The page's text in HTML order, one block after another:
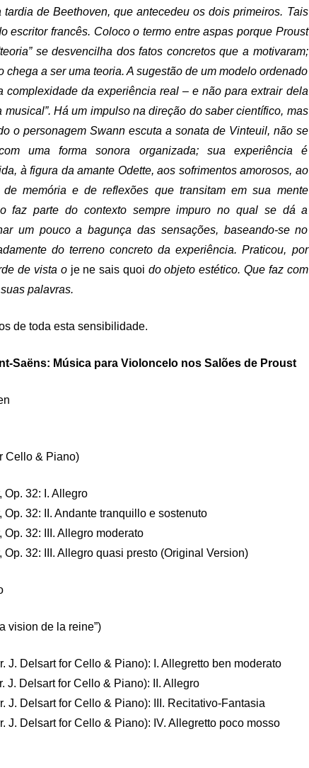
de Beethoven, que antecedeu os dois primeiros. Tais
escritor francês. Coloco o termo entre aspas porque Proust
se desvencilha dos fatos concretos que a motivaram;
a ser uma teoria. A sugestão de um modelo ordenado
da experiência real – e não para extrair dela
Há um impulso na direção do saber científico, mas
o personagem Swann escuta a sonata de Vinteuil, não se
uma forma sonora organizada; sua experiência é
à figura da amante Odette, aos sofrimentos amorosos, ao
memória e de reflexões que transitam em sua mente
faz parte do contexto sempre impuro no qual se dá a
um pouco a bagunça das sensações, baseando-se no
do terreno concreto da experiência. Praticou, por
de vista o je ne sais quoi do objeto estético. Que faz com
palavras.
de toda esta sensibilidade.
Saëns: Música para Violoncelo nos Salões de Proust
Cello & Piano)
32: I. Allegro
32: II. Andante tranquillo e sostenuto
32: III. Allegro moderato
32: III. Allegro quasi presto (Original Version)
vision de la reine”)
J. Delsart for Cello & Piano): I. Allegretto ben moderato
J. Delsart for Cello & Piano): II. Allegro
J. Delsart for Cello & Piano): III. Recitativo-Fantasia
J. Delsart for Cello & Piano): IV. Allegretto poco mosso